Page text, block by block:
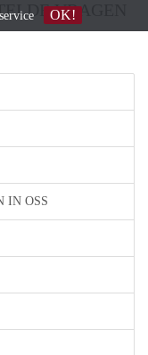
IN OSS
VRAGEN
OK!